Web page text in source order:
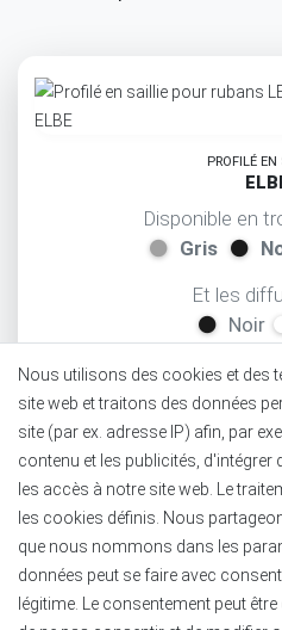
Disponible en
Gris
Et les
Noir
Semi
Configurez
PROFILÉ
Nous utilisons des cookies et des
site web et traitons des données
site (par ex. adresse IP) afin, par
contenu et les publicités,
les accès à notre site web. Le
les cookies définis. Nous
que nous nommons dans les
données peut se faire avec
légitime. Le consentement peut